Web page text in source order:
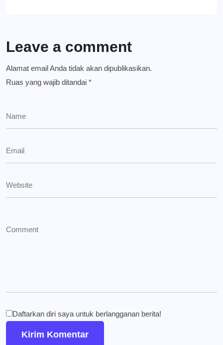
Leave a comment
Alamat email Anda tidak akan dipublikasikan.
Ruas yang wajib ditandai *
Daftarkan diri saya untuk berlangganan berita!